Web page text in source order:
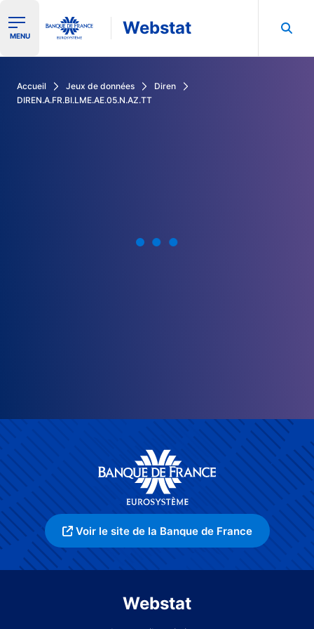
Ouvrir le menu de navigation
MENU Webstat
Accueil Jeux de données
Diren
DIREN.A.FR.BI.LME.AE.05.N.AZ.TT
Voir le site de la Banque de France
Webstat